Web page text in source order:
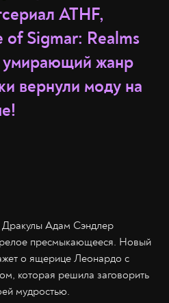
ATHF,
Sigmar: Realms
умирающий жанр
вернули моду на
Адам Сэндлер
пресмыкающееся. Новый
о ящерице Леонардо с
которая решила заговорить
мудростью.